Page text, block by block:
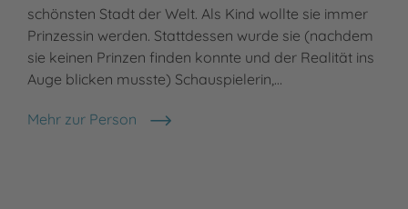
schönsten Stadt der Welt. Als Kind wollte sie immer
Prinzessin werden. Stattdessen wurde sie (nachdem
sie keinen Prinzen finden konnte und der Realität ins
Auge blicken musste) Schauspielerin,…
Mehr zur Person
Sabine Bohlmann